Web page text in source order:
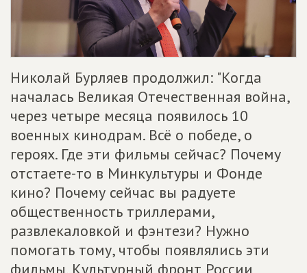
Николай Бурляев продолжил: "Когда
началась Великая Отечественная война,
через четыре месяца появилось 10
военных кинодрам. Всё о победе, о
героях. Где эти фильмы сейчас? Почему
отстаете-то в Минкультуры и Фонде
кино? Почему сейчас вы радуете
общественность триллерами,
развлекаловкой и фэнтези? Нужно
помогать тому, чтобы появлялись эти
фильмы. Культурный фронт России